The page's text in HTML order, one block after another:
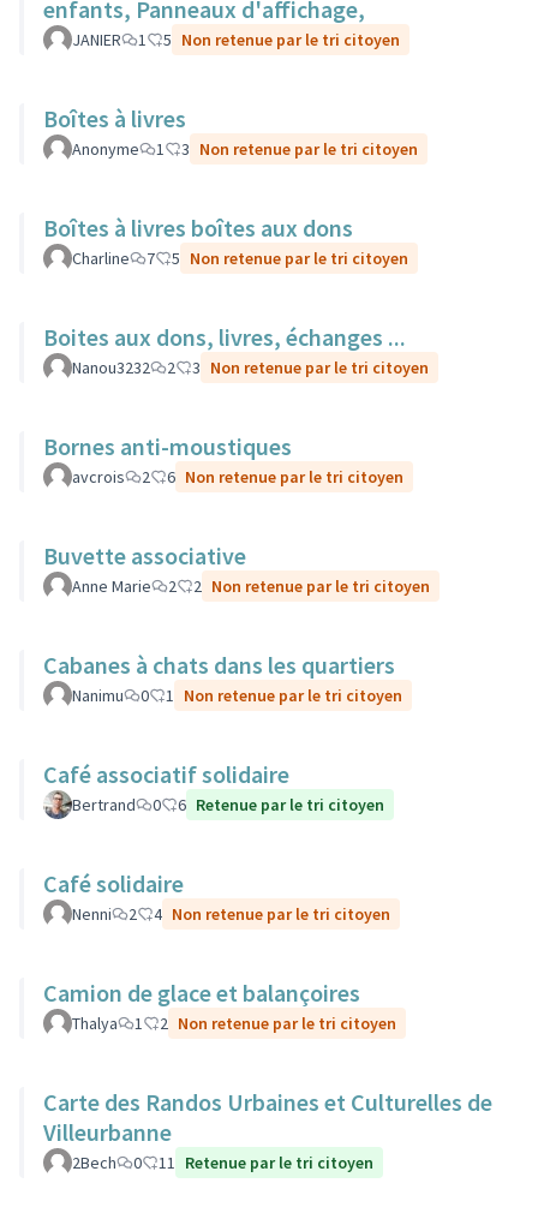
enfants, Panneaux d'affichage,
JANIER 1 5 Non retenue par le tri citoyen
Boîtes à livres
Anonyme 1 3 Non retenue par le tri citoyen
Boîtes à livres boîtes aux dons
Charline 7 5 Non retenue par le tri citoyen
Boites aux dons, livres, échanges ...
Nanou3232 2 3 Non retenue par le tri citoyen
Bornes anti-moustiques
avcrois 2 6 Non retenue par le tri citoyen
Buvette associative
Anne Marie 2 2 Non retenue par le tri citoyen
Cabanes à chats dans les quartiers
Nanimu 0 1 Non retenue par le tri citoyen
Café associatif solidaire
Bertrand 0 6 Retenue par le tri citoyen
Café solidaire
Nenni 2 4 Non retenue par le tri citoyen
Camion de glace et balançoires
Thalya 1 2 Non retenue par le tri citoyen
Carte des Randos Urbaines et Culturelles de
Villeurbanne
2Bech 0 11 Retenue par le tri citoyen